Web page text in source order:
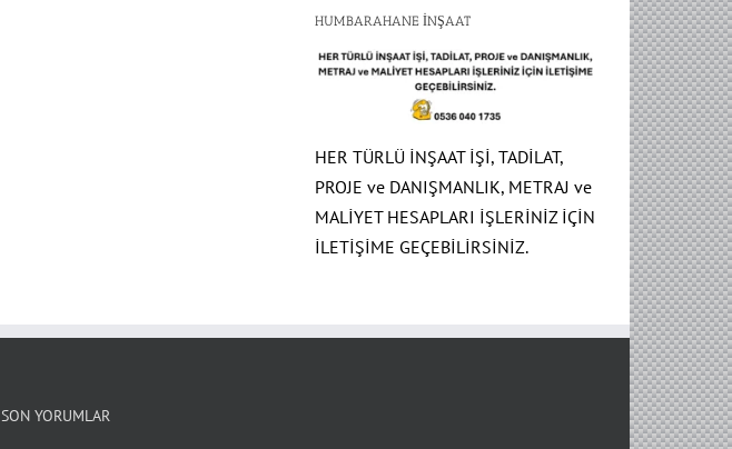
HUMBARAHANE İNŞAAT
HER TÜRLÜ İNŞAAT İŞİ, TADİLAT,
PROJE ve DANIŞMANLIK, METRAJ ve
MALİYET HESAPLARI İŞLERİNİZ İÇİN
İLETİŞİME GEÇEBİLİRSİNİZ.
SON YORUMLAR